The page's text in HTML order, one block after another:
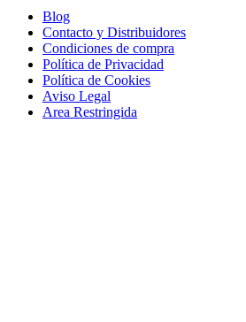
Blog
Contacto y Distribuidores
Condiciones de compra
Política de Privacidad
Política de Cookies
Aviso Legal
Area Restringida